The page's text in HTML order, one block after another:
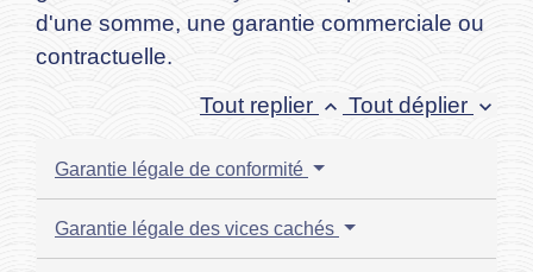
d'une somme, une garantie commerciale ou
contractuelle.
Tout replier keyboard_arrow_up Tout déplier keyboard_arrow_down
Garantie légale de conformité
Garantie légale des vices cachés